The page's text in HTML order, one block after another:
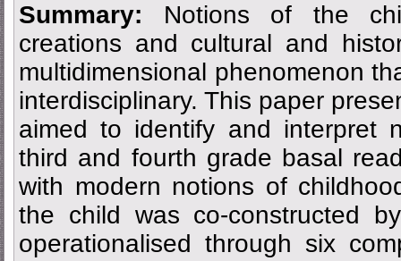
Summary: Notions of the
creations and cultural and
multidimensional phenomenon
interdisciplinary. This paper
aimed to identify and interpret
third and fourth grade basal
with modern notions of
the child was co-constructed
operationalised through six